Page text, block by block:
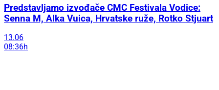
Predstavljamo izvođače CMC Festivala Vodice:
Senna M, Alka Vuica, Hrvatske ruže, Rotko Stjuart
13.06
08:36h